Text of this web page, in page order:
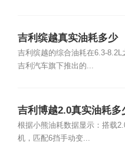
吉利缤越真实油耗多少
吉利缤越的综合油耗在6.3-8.2L
吉利汽车旗下推出的...
吉利博越2.0真实油耗多
根据小熊油耗数据显示：搭载
机，匹配6挡手动变...